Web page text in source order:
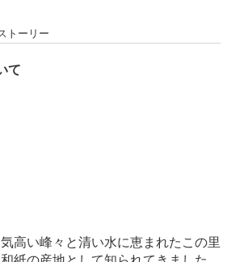
トーリー
て
高い峰々と清い水に恵まれたこの里